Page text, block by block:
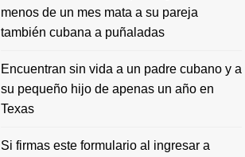
menos de un mes mata a su pareja
también cubana a puñaladas
Encuentran sin vida a un padre cubano y a
su pequeño hijo de apenas un año en
Texas
Si firmas este formulario al ingresar a